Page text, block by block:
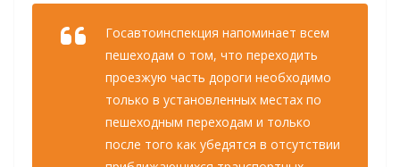
Госавтоинспекция напоминает всем
пешеходам о том, что переходить
проезжую часть дороги необходимо
только в установленных местах по
пешеходным переходам и только
после того как убедятся в отсутствии